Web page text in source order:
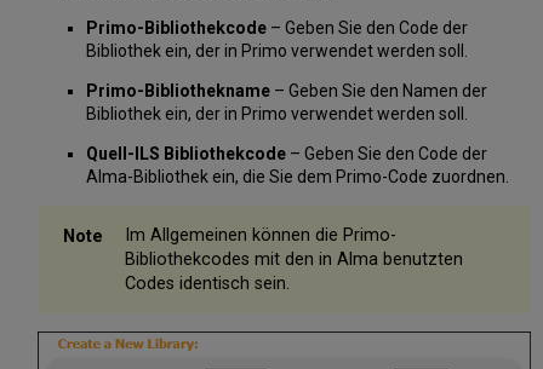
Primo-Bibliothekcode– Geben Sie den Code der
Bibliothek ein, der in Primo verwendet werden soll.
Primo-Bibliothekname– Geben Sie den Namen der
Bibliothek ein, der in Primo verwendet werden soll.
Quell-ILS Bibliothekcode– Geben Sie den Code der
Alma-Bibliothek ein, die Sie dem Primo-Code zuordnen.
Im Allgemeinen können die Primo-
Bibliothekcodes mit den in Alma benutzten
Codes identisch sein.